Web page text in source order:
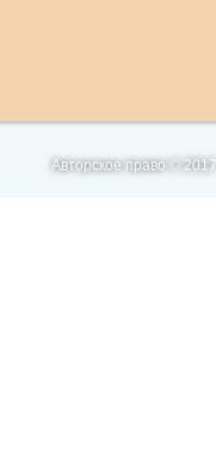
Авторское право ©